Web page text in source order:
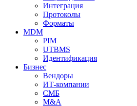
Интеграция
Протоколы
Форматы
MDM
PIM
UTBMS
Идентификация
Бизнес
Вендоры
ИТ-компании
СМБ
M&A